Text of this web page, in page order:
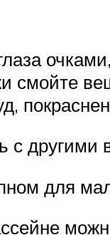
смойте
с другими
для